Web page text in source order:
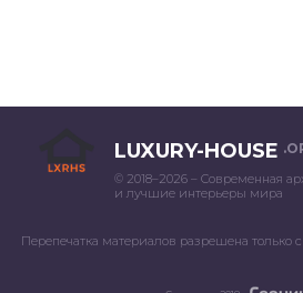
LUXURY-HOUSE
© 2018–2026 – Современная
и лучшие интерьеры мира
Перепечатка материалов разрешена только